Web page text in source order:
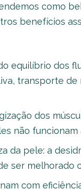
como
benefícios
equilíbrio dos
transporte
dos
não
da pele: a
ser melhorado
com